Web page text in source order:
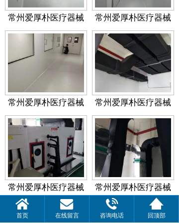
常州爱厚朴医疗器械
车间
常州爱厚朴医疗器械
车间
常州爱厚朴医疗器械
车间
常州爱厚朴医疗器械
车间
常州爱厚朴医疗器械
常州爱厚朴医疗器械
首页 在线留言 咨询电话 回顶部